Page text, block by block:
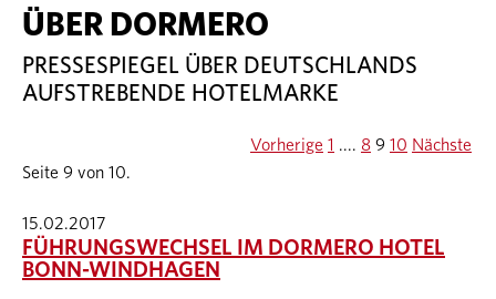
ÜBER DORMERO
PRESSESPIEGEL ÜBER DEUTSCHLANDS
AUFSTREBENDE HOTELMARKE
Seite 9 von 10.
Vorherige 1 .... 8 9 10 Nächste
15.02.2017
FÜHRUNGSWECHSEL IM DORMERO HOTEL
BONN-WINDHAGEN